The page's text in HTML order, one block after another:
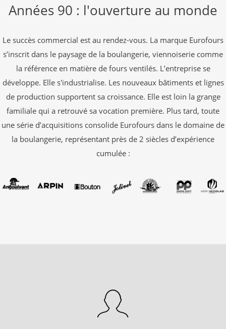
Années 90 : l'ouverture au monde
Le succès commercial est au rendez-vous. La marque Eurofours
s’inscrit dans le paysage de la boulangerie, viennoiserie comme
la référence en matière de fours ventilés. L’entreprise se
développe. Elle s'industrialise. Les nouveaux bâtiments et lignes
de production supportent sa croissance. Elle est loin la grange
familiale qui a retrouvé sa vocation première. Plus tard, toute
une série d’acquisitions consolide Eurofours dans le domaine de
la boulangerie, représentant près de 2 siècles d’expérience
cumulée :